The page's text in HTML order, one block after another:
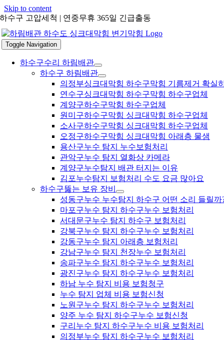
Skip to content
하수구 고압세척 | 연중무휴 365일 긴급출동
Toggle Navigation
하수구수리 하림배관
하수구 하림배관
의정부싱크대막힘 하수구막힘 기름제거 확실
연수구싱크대막힘 하수구막힘 하수구업체
계양구하수구막힘 하수구업체
원미구하수구막힘 싱크대막힘 하수구업체
소사구하수구막힘 싱크대막힘 하수구업체
오정구하수구막힘 싱크대막힘 아래층 물샘
용산구누수 탐지 누수보험처리
관악구누수 탐지 열화상 카메라
계양구누수탐지 배관 터지는 이유
김포누수탐지 보험처리 수도 요금 많아요
하수구뚫는 보유 장비
성동구누수 누수탐지 하수구 어떤 소리 들릴까
마포구누수 탐지 하수구누수 보험처리
서대문구누수 탐지 하수구 보험처리
강북구누수 탐지 하수구누수 보험처리
강동구누수 탐지 아래층 보험처리
강남구누수 탐지 천장누수 보험처리
송파구누수 탐지 하수구누수 보험처리
광진구누수 탐지 하수구누수 보험처리
하남 누수 탐지 비용 보험청구
누수 탐지 업체 비용 보험신청
노원구누수 탐지 하수구누수 보험처리
양주 누수 탐지 하수구누수 보험신청
구리누수 탐지 하수구누수 비용 보험처리
의정부누수 탐지 하수구누수 보험처리